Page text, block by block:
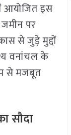
आयोजित इस
जमीन पर
से जुड़े मुद्दों
वनांचल के
से मजबूत
सौदा